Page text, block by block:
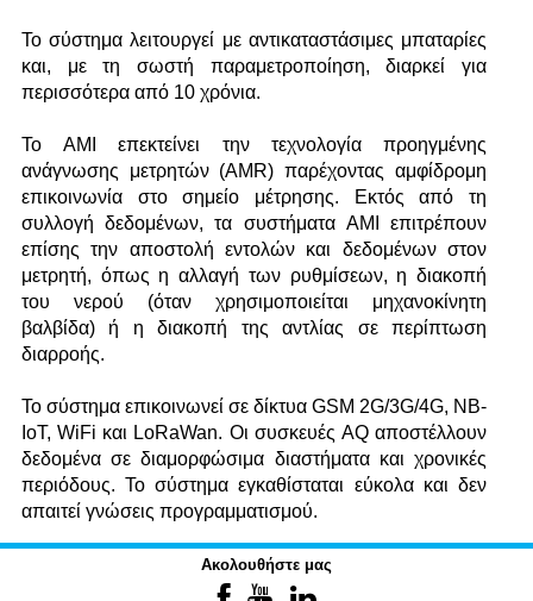
Το σύστημα λειτουργεί με αντικαταστάσιμες μπαταρίες
και, με τη σωστή παραμετροποίηση, διαρκεί για
περισσότερα από 10 χρόνια.
Το AMI επεκτείνει την τεχνολογία προηγμένης
ανάγνωσης μετρητών (AMR) παρέχοντας αμφίδρομη
επικοινωνία στο σημείο μέτρησης. Εκτός από τη
συλλογή δεδομένων, τα συστήματα AMI επιτρέπουν
επίσης την αποστολή εντολών και δεδομένων στον
μετρητή, όπως η αλλαγή των ρυθμίσεων, η διακοπή
του νερού (όταν χρησιμοποιείται μηχανοκίνητη
βαλβίδα) ή η διακοπή της αντλίας σε περίπτωση
διαρροής.
Το σύστημα επικοινωνεί σε δίκτυα GSM 2G/3G/4G, NB-
IoT, WiFi και LoRaWan. Οι συσκευές AQ αποστέλλουν
δεδομένα σε διαμορφώσιμα διαστήματα και χρονικές
περιόδους. Το σύστημα εγκαθίσταται εύκολα και δεν
απαιτεί γνώσεις προγραμματισμού.
Ακολουθήστε μας